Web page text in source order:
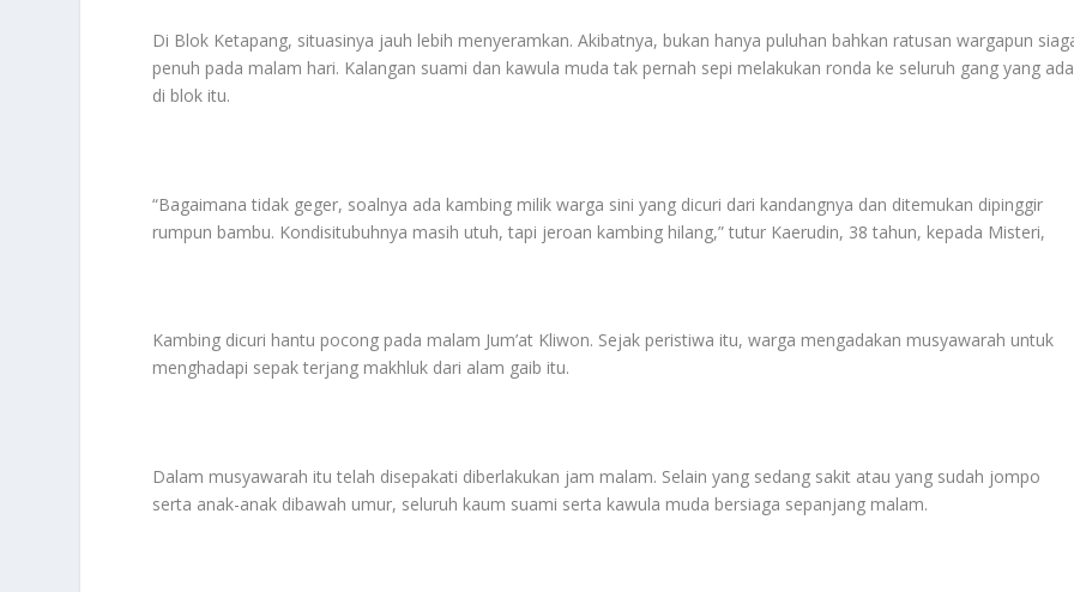
Di Blok Ketapang, situasinya jauh lebih menyeramkan. Akibatnya, bukan hanya puluhan bahkan ratusan wargapun
penuh pada malam hari. Kalangan suami dan kawula muda tak pernah sepi melakukan ronda ke seluruh gang yang ada
di blok itu.
“Bagaimana tidak geger, soalnya ada kambing milik warga sini yang dicuri dari kandangnya dan ditemukan dipinggir
rumpun bambu. Kondisitubuhnya masih utuh, tapi jeroan kambing hilang,” tutur Kaerudin, 38 tahun, kepada Misteri,
Kambing dicuri hantu pocong pada malam Jum’at Kliwon. Sejak peristiwa itu, warga mengadakan musyawarah untuk
menghadapi sepak terjang makhluk dari alam gaib itu.
Dalam musyawarah itu telah disepakati diberlakukan jam malam. Selain yang sedang sakit atau yang sudah jompo
serta anak-anak dibawah umur, seluruh kaum suami serta kawula muda bersiaga sepanjang malam.